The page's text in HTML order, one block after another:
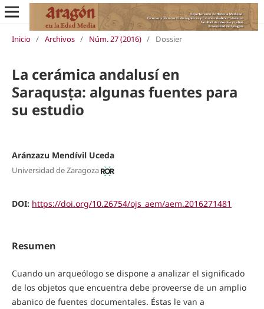
Inicio / Archivos / Núm. 27 (2016) / Dossier
La cerámica andalusí en
Saraqusṭa: algunas fuentes para
su estudio
Aránzazu Mendívil Uceda
Universidad de Zaragoza
DOI: https://doi.org/10.26754/ojs_aem/aem.2016271481
Resumen
Cuando un arqueólogo se dispone a analizar el significado
de los objetos que encuentra debe proveerse de un amplio
abanico de fuentes documentales. Éstas le van a